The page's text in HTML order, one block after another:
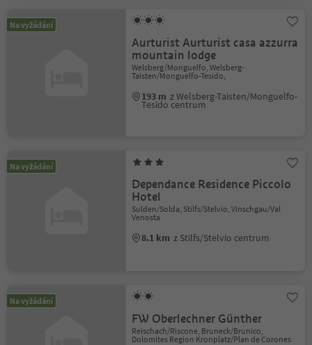
Na vyžádání
Aurturist Aurturist casa azzurra
mountain lodge
Welsberg/Monguelfo, Welsberg-
Taisten/Monguelfo-Tesido,
193 m z Welsberg-Taisten/Monguelfo-
Tesido centrum
Na vyžádání
Dependance Residence Piccolo
Hotel
Sulden/Solda, Stilfs/Stelvio, Vinschgau/Val
Venosta
8.1 km z Stilfs/Stelvio centrum
Na vyžádání
FW Oberlechner Günther
Reischach/Riscone, Bruneck/Brunico,
Dolomites Region Kronplatz/Plan de Corones